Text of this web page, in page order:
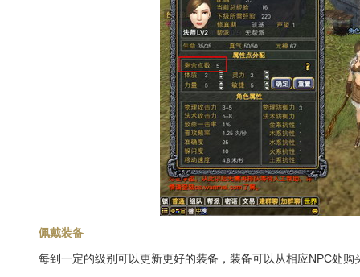
佩戴装备
每到一定的级别可以更新更好的装备，装备可以从相应NPC处购